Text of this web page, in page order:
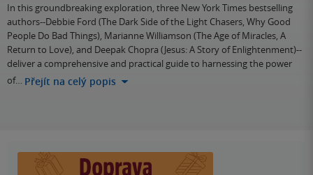
In this groundbreaking exploration, three New York Times bestselling
authors--Debbie Ford (The Dark Side of the Light Chasers, Why Good
People Do Bad Things), Marianne Williamson (The Age of Miracles, A
Return to Love), and Deepak Chopra (Jesus: A Story of Enlightenment)--
deliver a comprehensive and practical guide to harnessing the power
of… Přejít na celý popis